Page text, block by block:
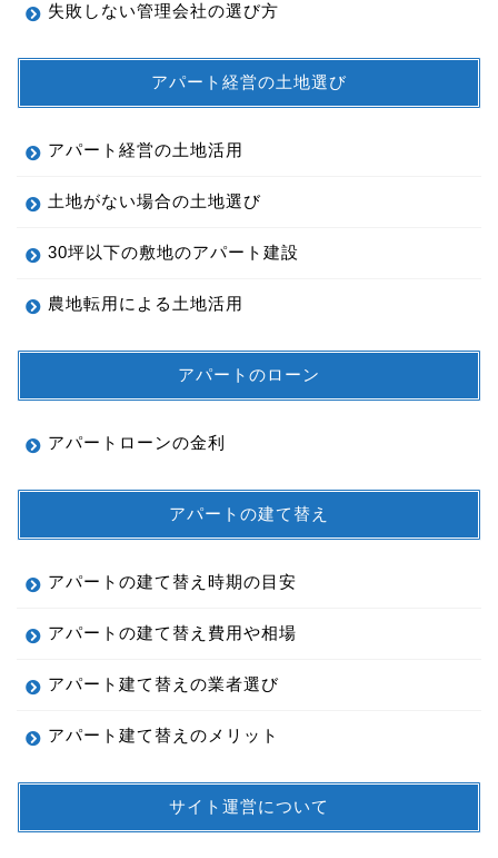
失敗しない管理会社の選び方
アパート経営の土地選び
アパート経営の土地活用
土地がない場合の土地選び
30坪以下の敷地のアパート建設
農地転用による土地活用
アパートのローン
アパートローンの金利
アパートの建て替え
アパートの建て替え時期の目安
アパートの建て替え費用や相場
アパート建て替えの業者選び
アパート建て替えのメリット
サイト運営について